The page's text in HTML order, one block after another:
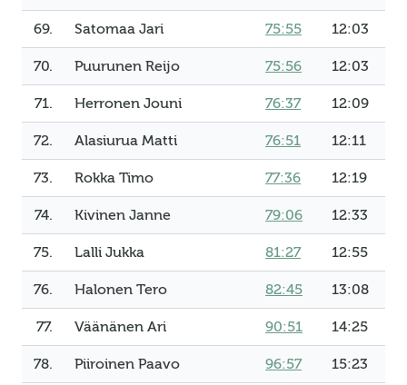
69. Satomaa Jari 75:55 12:03
70. Puurunen Reijo 75:56 12:03
71. Herronen Jouni 76:37 12:09
72. Alasiurua Matti 76:51 12:11
73. Rokka Timo 77:36 12:19
74. Kivinen Janne 79:06 12:33
75. Lalli Jukka 81:27 12:55
76. Halonen Tero 82:45 13:08
77. Väänänen Ari 90:51 14:25
78. Piiroinen Paavo 96:57 15:23